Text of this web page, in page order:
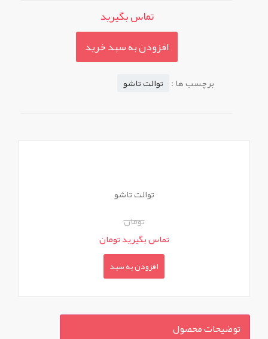
تماس بگیرید
افزودن به سبد خرید
برچسب ها : توالت تاشو
توالت تاشو
تومان
تماس بگیرید تومان
افزودن به سبد
توضیحات محصول